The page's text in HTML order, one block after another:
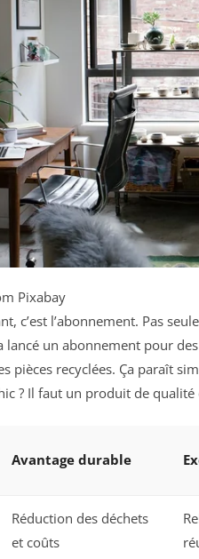
Pixabay
c’est l’abonnement. Pas
lancé un abonnement pour
pièces recyclées. Ça paraît
? Il faut un produit de
Avantage durable
Réduction des déchets
et coûts